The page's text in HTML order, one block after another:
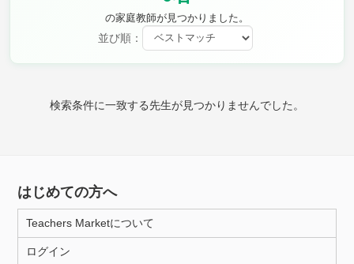
の家庭教師が見つかりました。
並び順：
検索条件に一致する先生が見つかりませんでした。
理科
保健・体育 図画工作 書写
月曜日 火曜日
所属大学
はじめての方へ
Teachers Marketについて
ログイン